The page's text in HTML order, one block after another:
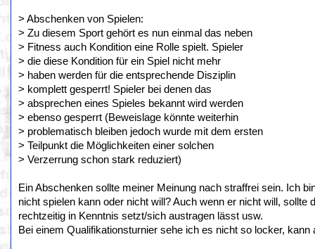
> Abschenken von Spielen:
> Zu diesem Sport gehört es nun einmal das neben
> Fitness auch Kondition eine Rolle spielt. Spieler
> die diese Kondition für ein Spiel nicht mehr
> haben werden für die entsprechende Disziplin
> komplett gesperrt! Spieler bei denen das
> absprechen eines Spieles bekannt wird werden
> ebenso gesperrt (Beweislage könnte weiterhin
> problematisch bleiben jedoch wurde mit dem ersten
> Teilpunkt die Möglichkeiten einer solchen
> Verzerrung schon stark reduziert)
Ein Abschenken sollte meiner Meinung nach straffrei sein. Ich
nicht spielen kann oder nicht will? Auch wenn er nicht will,
rechtzeitig in Kenntnis setzt/sich austragen lässt usw.
Bei einem Qualifikationsturnier sehe ich es nicht so locker,